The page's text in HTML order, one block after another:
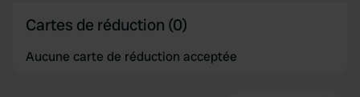
Cartes de réduction (0)
Aucune carte de réduction acceptée